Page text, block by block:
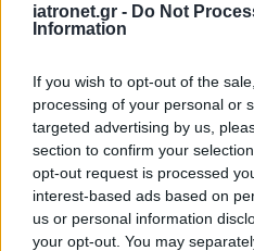
iatronet.gr - Do Not
Information
If you wish to opt-out of the
processing of your personal or
targeted advertising by us,
section to confirm your
opt-out request is processed
interest-based ads based on
us or personal information
your opt-out. You may